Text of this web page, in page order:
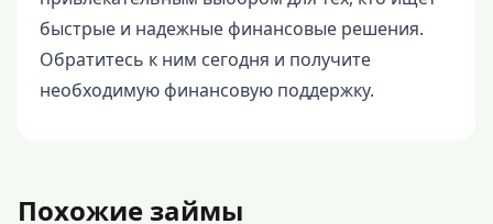
быстрые и надежные финансовые решения.
Обратитесь к ним сегодня и получите
необходимую финансовую поддержку.
Похожие займы